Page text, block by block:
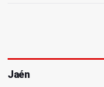
Jaén